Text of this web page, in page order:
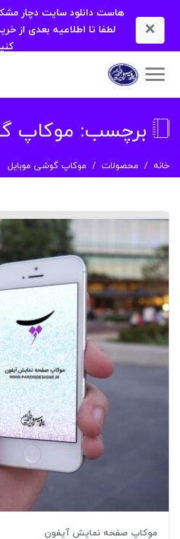
×
هاست دانلود سایت دچار
لطفا تا اطلاعیه بعدی از
برچسب: موکاپ
خانه محصولات موکاپ گوشی موبایل
موکاپ صفحه نمایش آیفون